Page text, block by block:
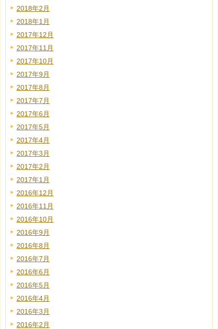
2018年2月
2018年1月
2017年12月
2017年11月
2017年10月
2017年9月
2017年8月
2017年7月
2017年6月
2017年5月
2017年4月
2017年3月
2017年2月
2017年1月
2016年12月
2016年11月
2016年10月
2016年9月
2016年8月
2016年7月
2016年6月
2016年5月
2016年4月
2016年3月
2016年2月